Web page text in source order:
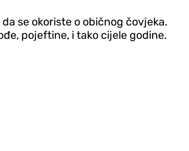
se okoriste o običnog čovjeka.
pojeftine, i tako cijele godine.